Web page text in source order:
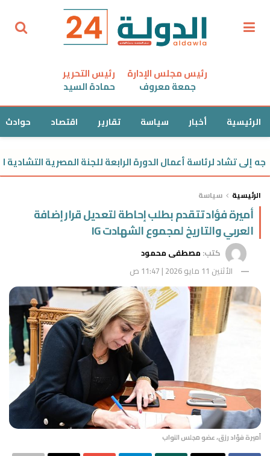
رئيس مجلس الإدارة
جمعة معروف
رئيس التحرير
حمادة السيد
الرئيسية أخبار سياسة تقارير اقتصاد حوادث
تشاد لرئاسة أعمال الدورة الرابعة للجنة المصرية التشادية
الرئيسية سياسة
أميرة فؤاد تتقدم بطلب إحاطة لتعديل قرار إضافة
العربي والتاريخ لمجموع الشهادت IG
كتب: مصطفى محمود
الأثنين 11 مايو 2026 | 11:47 ص
أميرة فؤاد رزق، عضو مجلس النواب